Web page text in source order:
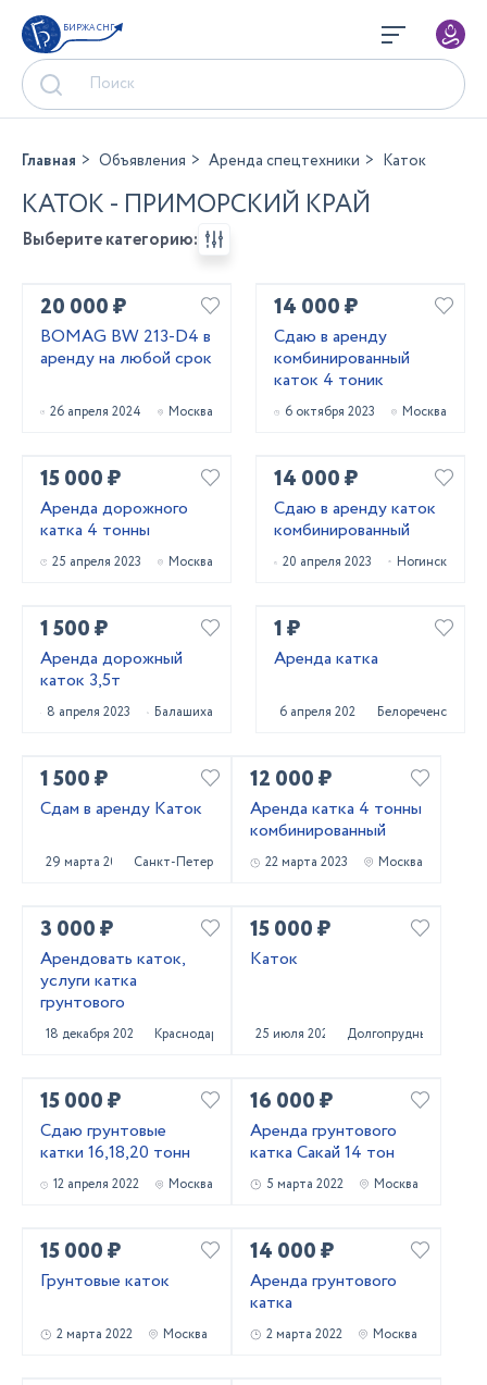
БИРЖА СНГ
Главная Объявления Аренда спецтехники Каток
КАТОК - ПРИМОРСКИЙ КРАЙ
Выберите категорию:
20 000 ₽
BOMAG BW 213-D4 в
аренду на любой срок
26 апреля 2024 Москва
14 000 ₽
Сдаю в аренду
комбинированный
каток 4 тоник
6 октября 2023 Москва
15 000 ₽
Аренда дорожного
катка 4 тонны
25 апреля 2023 Москва
14 000 ₽
Сдаю в аренду каток
комбинированный
20 апреля 2023 Ногинск
1 500 ₽
Аренда дорожный
каток 3,5т
8 апреля 2023 Балашиха
1 ₽
Аренда катка
6 апреля 2023 Белореченск
1 500 ₽
Сдам в аренду Каток
29 марта 2023 Санкт-Петербург
12 000 ₽
Аренда катка 4 тонны
комбинированный
22 марта 2023 Москва
3 000 ₽
Арендовать каток,
услуги катка
грунтового
18 декабря 2022 Краснодар
15 000 ₽
Каток
25 июля 2022 Долгопрудный
15 000 ₽
Сдаю грунтовые
катки 16,18,20 тонн
12 апреля 2022 Москва
16 000 ₽
Аренда грунтового
катка Сакай 14 тон
5 марта 2022 Москва
15 000 ₽
Грунтовые каток
2 марта 2022 Москва
14 000 ₽
Аренда грунтового
катка
2 марта 2022 Москва